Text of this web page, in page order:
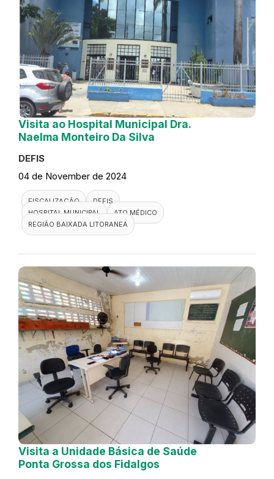
Visita ao Hospital Municipal Dra.
Naelma Monteiro Da Silva
DEFIS
04 de November de 2024
FISCALIZAÇÃO
DEFIS
HOSPITAL MUNICIPAL
ATO MÉDICO
REGIÃO BAIXADA LITORANEA
Visita a Unidade Básica de Saúde
Ponta Grossa dos Fidalgos